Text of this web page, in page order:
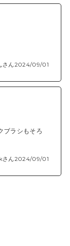
さん2024/09/01
ブラシもそろ
kさん2024/09/01